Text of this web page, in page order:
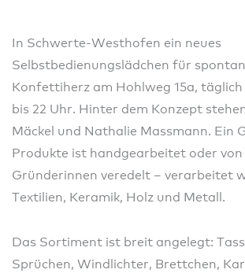
In Schwerte‑Westhofen ein neues
Selbstbedienungslädchen für
Konfettiherz am Hohlweg 15a,
bis 22 Uhr. Hinter dem Konzept
Mäckel und Nathalie Massmann. Ein
Produkte ist handgearbeitet oder von
Gründerinnen veredelt – verarbeitet
Textilien, Keramik, Holz und Metall.
Das Sortiment ist breit angelegt:
Sprüchen, Windlichter, Brettchen,